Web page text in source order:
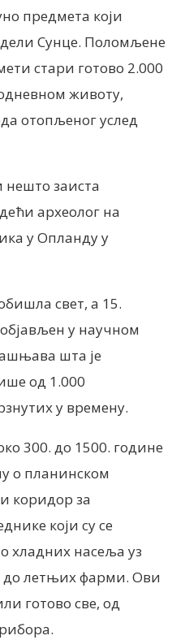
предмета који
Сунце. Поломљене
стари готово 2.000
животу,
отопљеног услед
нешто заиста
археолог на
у Опланду у
свет, а 15.
у научном
шта је
од 1.000
у времену.
300. до 1500. године
о планинском
коридор за
који су се
хладних насеља уз
до летњих фарми. Ови
готово све, од